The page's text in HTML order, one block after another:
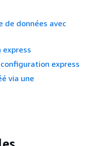
de données avec
express
via une